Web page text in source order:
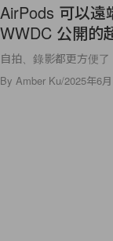
AirPods 可以遠
WWDC 公開的
自拍、錄影都更方便了
By Amber Ku/2025年6